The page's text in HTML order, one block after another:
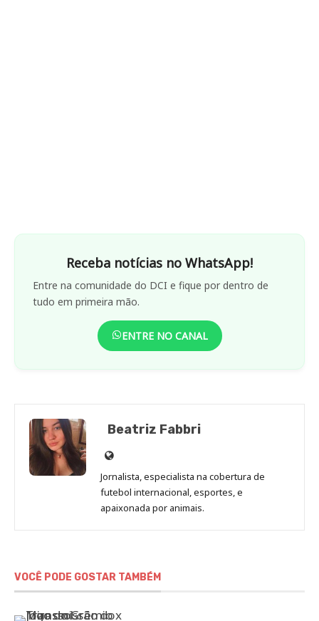
Receba notícias no WhatsApp!
Entre na comunidade do DCI e fique por dentro de
tudo em primeira mão.
ENTRE NO CANAL
Beatriz Fabbri
Site
de
Beatriz
Fabbri
Jornalista, especialista na cobertura de
futebol internacional, esportes, e
apaixonada por animais.
VOCÊ PODE GOSTAR TAMBÉM